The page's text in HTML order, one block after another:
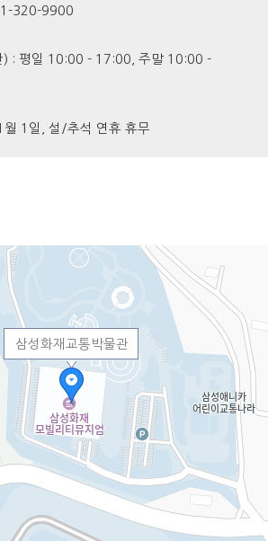
320-9900
) : 평일 10:00 - 17:00, 주말 10:00 -
월 1일, 설/추석 연휴 휴무
삼성화재교통박물관